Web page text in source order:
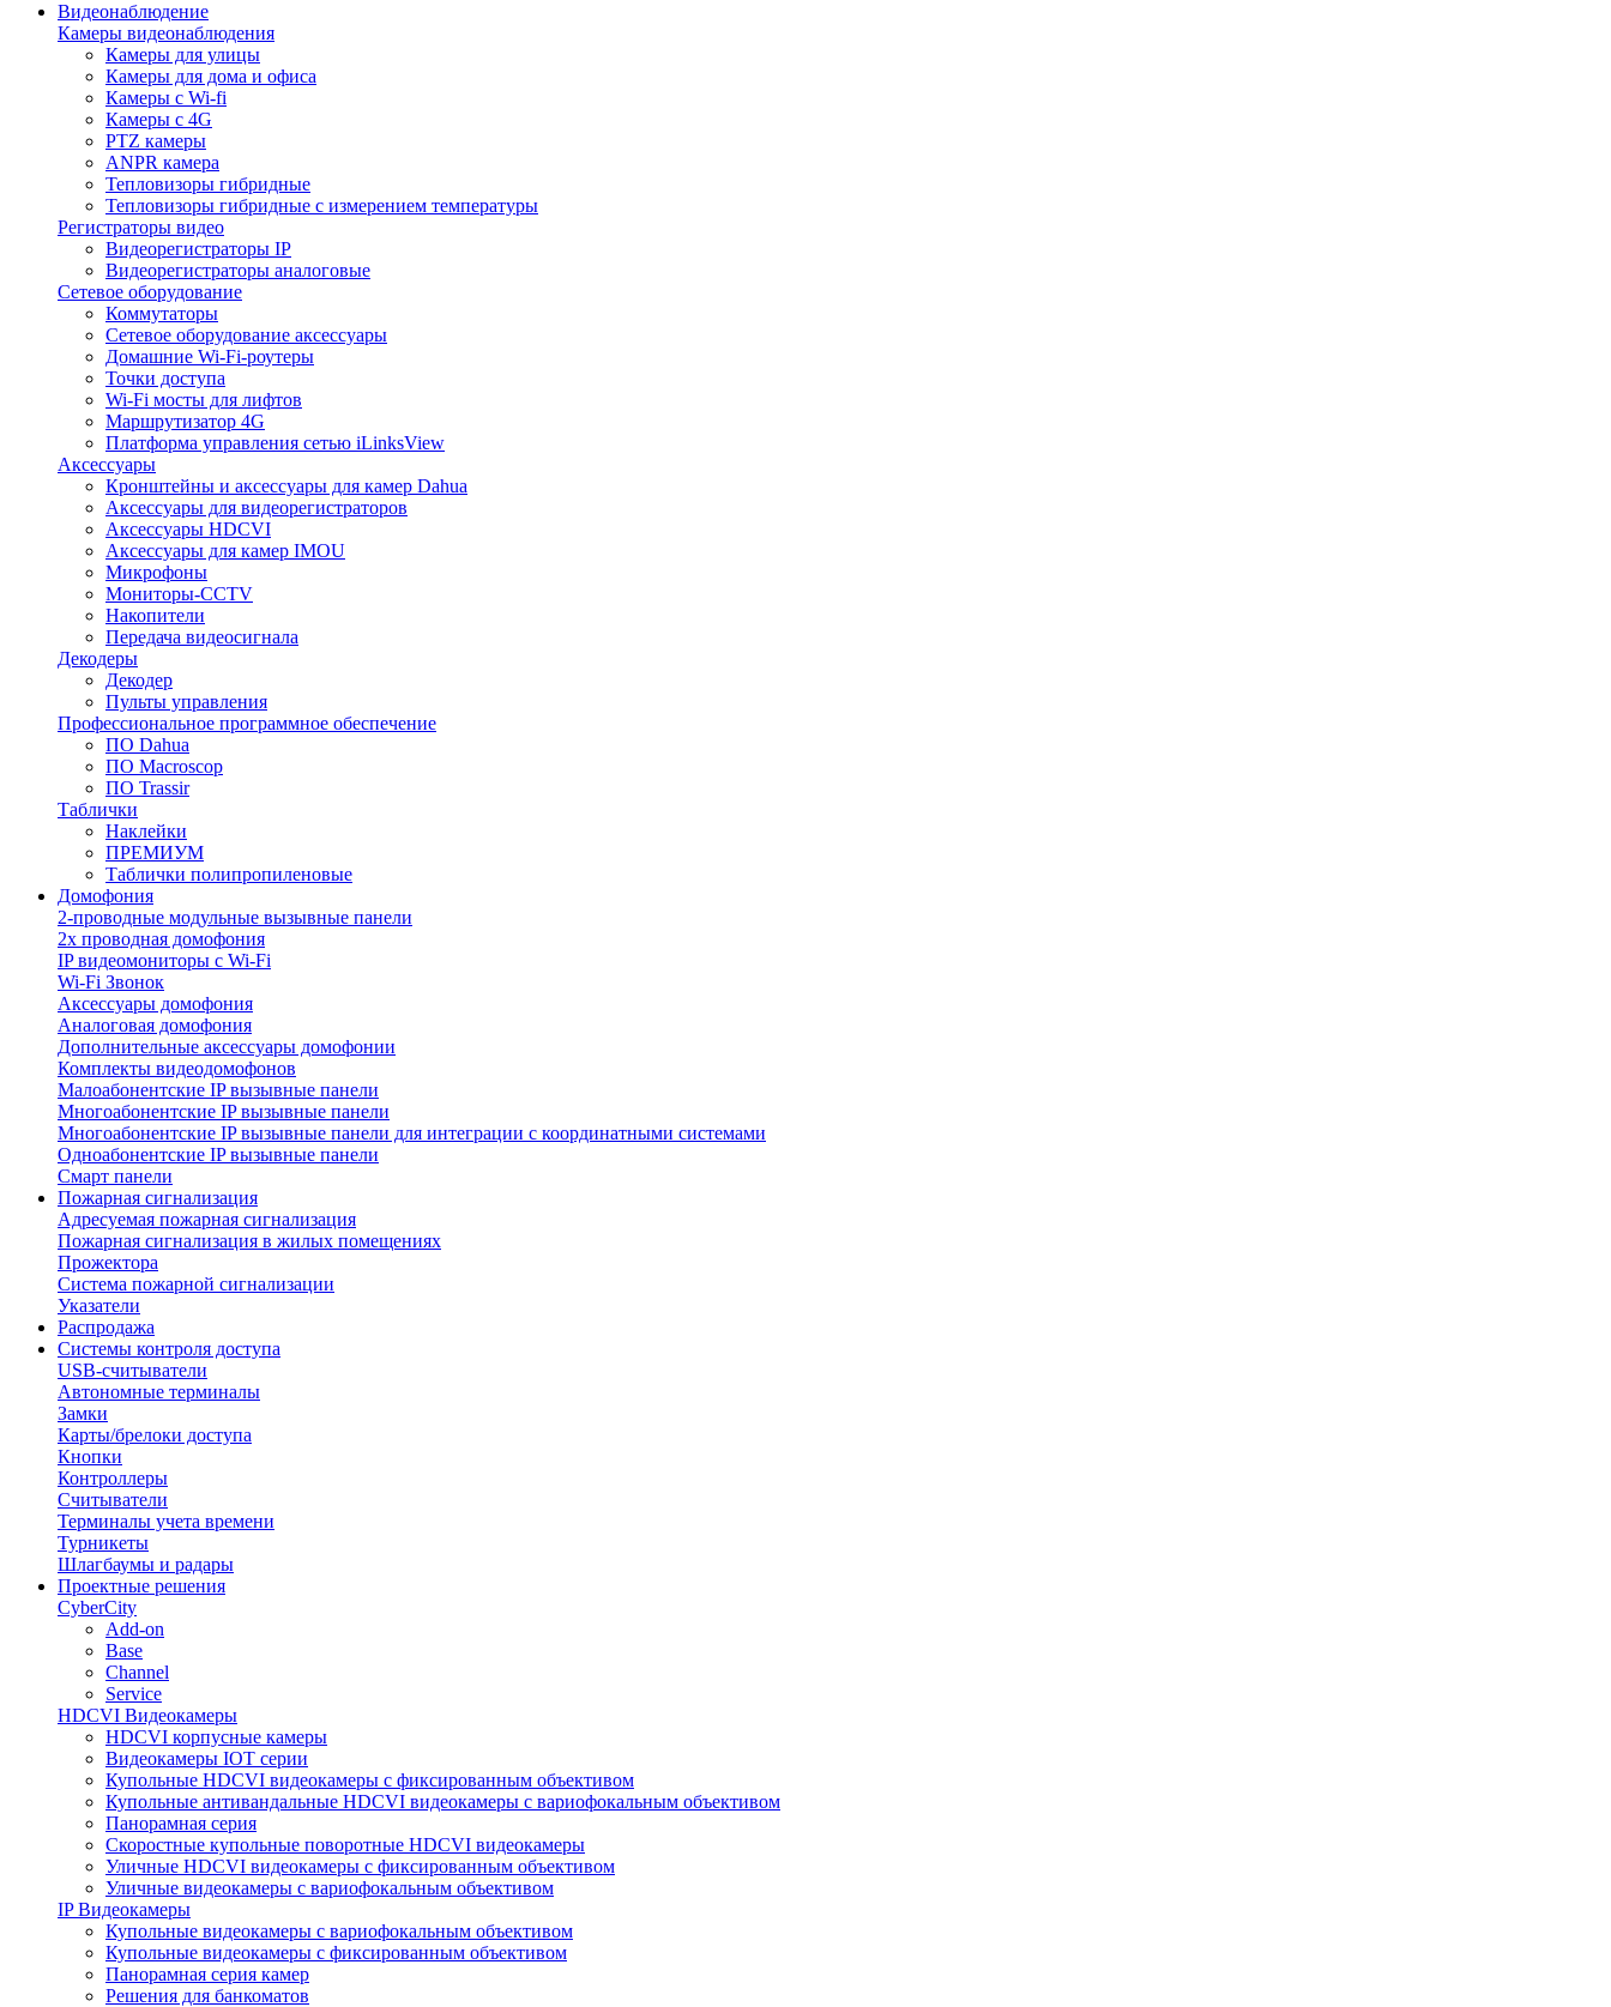
Видеонаблюдение
Камеры видеонаблюдения
Камеры для улицы
Камеры для дома и офиса
Камеры с Wi-fi
Камеры с 4G
PTZ камеры
ANPR камера
Тепловизоры гибридные
Тепловизоры гибридные c измерением температуры
Регистраторы видео
Видеорегистраторы IP
Видеорегистраторы аналоговые
Сетевое оборудование
Коммутаторы
Сетевое оборудование аксессуары
Домашние Wi-Fi-роутеры
Точки доступа
Wi-Fi мосты для лифтов
Маршрутизатор 4G
Платформа управления сетью iLinksView
Аксессуары
Кронштейны и аксессуары для камер Dahua
Аксессуары для видеорегистраторов
Аксессуары HDCVI
Аксессуары для камер IMOU
Микрофоны
Мониторы-CCTV
Накопители
Передача видеосигнала
Декодеры
Декодер
Пульты управления
Профессиональное программное обеспечение
ПО Dahua
ПО Macroscop
ПО Trassir
Таблички
Наклейки
ПРЕМИУМ
Таблички полипропиленовые
Домофония
2-проводные модульные вызывные панели
2х проводная домофония
IP видеомониторы с Wi-Fi
Wi-Fi Звонок
Аксессуары домофония
Аналоговая домофония
Дополнительные аксессуары домофонии
Комплекты видеодомофонов
Малоабонентские IP вызывные панели
Многоабонентские IP вызывные панели
Многоабонентские IP вызывные панели для интеграции с координатными системами
Одноабонентские IP вызывные панели
Смарт панели
Пожарная сигнализация
Адресуемая пожарная сигнализация
Пожарная сигнализация в жилых помещениях
Прожектора
Система пожарной сигнализации
Указатели
Распродажа
Системы контроля доступа
USB-считыватели
Автономные терминалы
Замки
Карты/брелоки доступа
Кнопки
Контроллеры
Считыватели
Терминалы учета времени
Турникеты
Шлагбаумы и радары
Проектные решения
CyberCity
Add-on
Base
Channel
Service
HDCVI Видеокамеры
HDCVI корпусные камеры
Видеокамеры IOT серии
Купольные HDCVI видеокамеры с фиксированным объективом
Купольные антивандальные HDCVI видеокамеры с вариофокальным объективом
Панорамная серия
Скоростные купольные поворотные HDCVI видеокамеры
Уличные HDCVI видеокамеры с фиксированным объективом
Уличные видеокамеры с вариофокальным объективом
IP Видеокамеры
Купольные видеокамеры с вариофокальным объективом
Купольные видеокамеры с фиксированным объективом
Панорамная серия камер
Решения для банкоматов